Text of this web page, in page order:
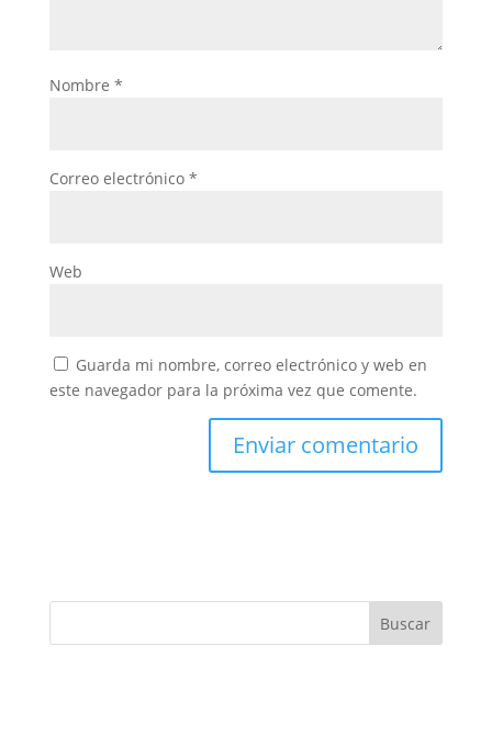
Nombre *
Correo electrónico *
Web
Guarda mi nombre, correo electrónico y web en
este navegador para la próxima vez que comente.